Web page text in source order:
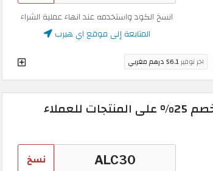
انسخ الكود واستخدمه عند انهاء عملية الشراء
المتابعة إلى موقع اي هيرب
اخر توفير56.1 درهم مغربي
كود خصم ايهيرب اول طلب | خصم 25% على المنتجات للعملاء
نسخ